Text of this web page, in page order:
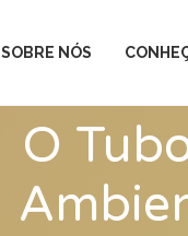
SOBRE NÓS
O